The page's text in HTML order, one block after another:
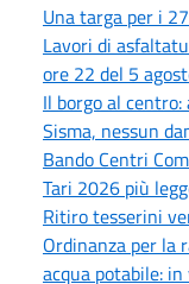
Una targa per i
Lavori di
ore 22 del 5
Il borgo al
Sisma, nessun
Bando Centri
Tari 2026 più
Ritiro tesserini
Ordinanza per la
acqua potabile: